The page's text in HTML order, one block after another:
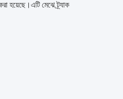
হয়েছে।এটি মেঝে ট্র্যাক